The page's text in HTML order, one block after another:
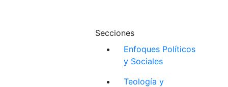
Secciones
Enfoques Políticos
y Sociales
Teología y